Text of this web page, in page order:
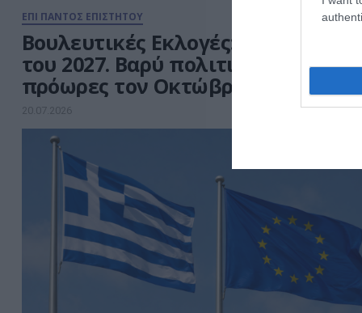
ΕΠΙ ΠΑΝΤΟΣ ΕΠΙΣΤΗΤΟΥ
Βουλευτικές Εκλογές: Την Άνοιξη
του 2027. Βαρύ πολιτικό ρίσκο οι
πρόωρες τον Οκτώβριο.
20.07.2026